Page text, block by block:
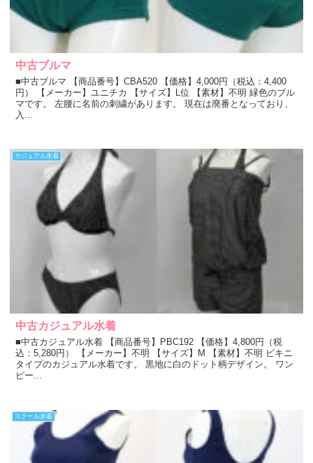
中古ブルマ
■中古ブルマ 【商品番号】CBA520 【価格】4,000円（税込：4,400
円） 【メーカー】ユニチカ 【サイズ】L位 【素材】不明 緑色のブル
マです。 左腰に名前の刺繍があります。 現在は廃番となっており、
入...
カジュアル水着
中古カジュアル水着
■中古カジュアル水着 【商品番号】PBC192 【価格】4,800円（税
込：5,280円） 【メーカー】不明 【サイズ】M 【素材】不明 ビキニ
タイプのカジュアル水着です。 黒地に白のドット柄デザイン。 ワン
ピー...
スクール水着